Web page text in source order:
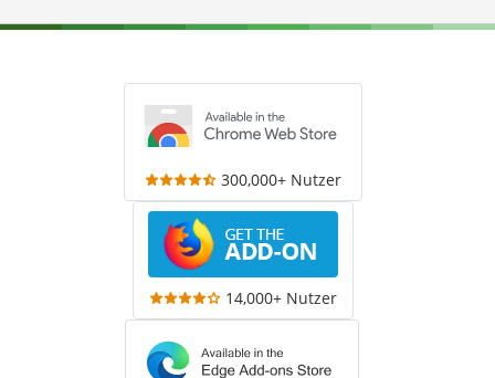
300,000+ Nutzer
14,000+ Nutzer